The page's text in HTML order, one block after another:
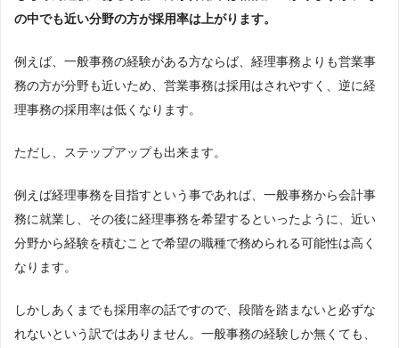
の中でも近い分野の方が採用率は上がります。
例えば、一般事務の経験がある方ならば、経理事務よりも営業事
務の方が分野も近いため、営業事務は採用はされやすく、逆に経
理事務の採用率は低くなります。
ただし、ステップアップも出来ます。
例えば経理事務を目指すという事であれば、一般事務から会計事
務に就業し、その後に経理事務を希望するといったように、近い
分野から経験を積むことで希望の職種で務められる可能性は高く
なります。
しかしあくまでも採用率の話ですので、段階を踏まないと必ずな
れないという訳ではありません。一般事務の経験しか無くても、